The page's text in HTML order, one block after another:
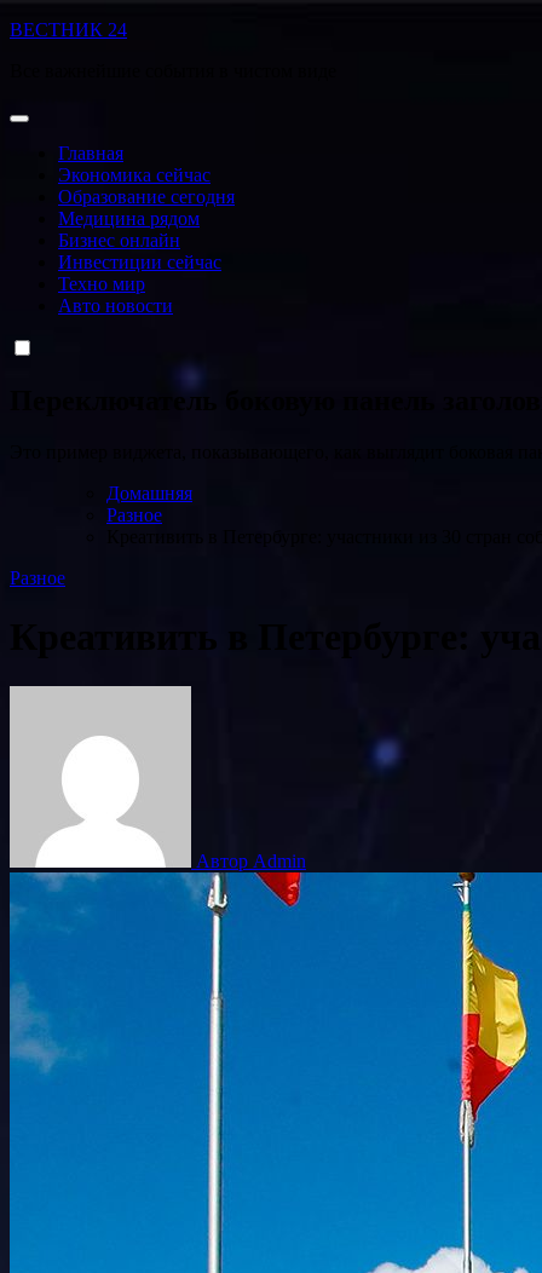
Перейти
ВЕСТНИК 24
Главная
Экономика сейчас
Образование сегодня
Медицина рядом
Бизнес онлайн
Инвестиции сейчас
Техно мир
Авто новости
Переключатель боковую панель
Домашняя
Разное
Разное
Креативить в Петербурге:
Автор Admin